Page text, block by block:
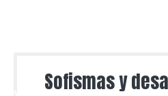
Sofismas y